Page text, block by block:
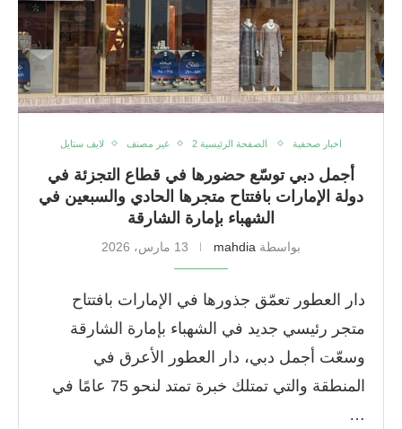
اخبار صحفية الصفحة الرئيسية 2 غير مصنف لايف ستايل
أجمل دبي توسّع حضورها في قطاع التجزئة في
دولة الإمارات بافتتاح متجرها الحادي والسبعين في
الشهباء بإمارة الشارقة
بواسطة mahdia 13 مارس، 2026
دار العطور تعمّق جذورها في الإمارات بافتتاح
متجر رئيسي جديد في الشهباء بإمارة الشارقة
وسعّت أجمل دبي، دار العطور الأعرق في
المنطقة والتي تمتلك خبرة تمتد لنحو 75 عامًا في
…